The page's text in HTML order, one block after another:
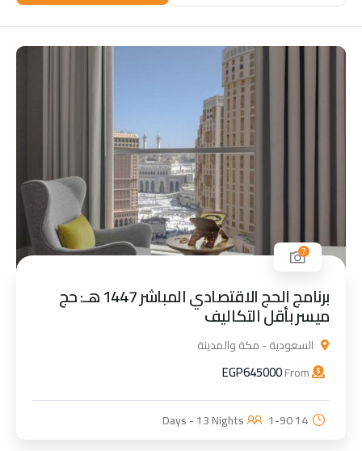
7
برنامج الحج الاقتصادي المباشر 1447 هـ: حج
ميسر بأقل التكاليف
السعودية - مكة والمدينة
EGP645000
14 Days - 13 Nights
1-90